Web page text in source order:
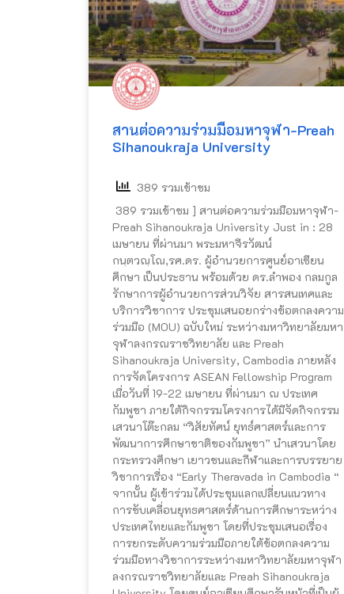
สานต่อความร่วมมือมหาจุฬา-Preah
Sihanoukraja University
389 รวมเข้าชม
389 รวมเข้าชม ] สานต่อความร่วมมือมหาจุฬา-
Preah Sihanoukraja University Just in : 28
เมษายน ที่ผ่านมา พระมหาจีรวัฒน์
กนฺตวณฺโณ,รศ.ดร. ผู้อำนวยการศูนย์อาเซียน
ศึกษา เป็นประธาน พร้อมด้วย ดร.ลำพอง กลมกูล
รักษาการผู้อำนวยการส่วนวิจัย สารสนเทศและ
บริการวิชาการ ประชุมเสนอยกร่างข้อตกลงความ
ร่วมมือ (MOU) ฉบับใหม่ ระหว่างมหาวิทยาลัยมหา
จุฬาลงกรณราชวิทยาลัย และ Preah
Sihanoukraja University, Cambodia ภายหลัง
การจัดโครงการ ASEAN Fellowship Program
เมื่อวันที่ 19-22 เมษายน ที่ผ่านมา ณ ประเทศ
กัมพูชา ภายใต้กิจกรรมโครงการได้มีจัดกิจกรรม
เสวนาโต๊ะกลม “วิสัยทัศน์ ยุทธ์ศาสตร์และการ
พัฒนาการศึกษาชาติของกัมพูชา” นำเสวนาโดย
กระทรวงศึกษา เยาวชนและกีฬาและการบรรยาย
วิชาการเรื่อง “Early Theravada in Cambodia “
จากนั้น ผู้เข้าร่วมได้ประชุมแลกเปลี่ยนแนวทาง
การขับเคลื่อนยุทธศาสตร์ด้านการศึกษาระหว่าง
ประเทศไทยและกัมพูชา โดยที่ประชุมเสนอเรื่อง
การยกระดับความร่วมมือภายใต้ข้อตกลงความ
ร่วมมือทางวิชาการระหว่างมหาวิทยาลัยมหาจุฬา
ลงกรณราชวิทยาลัยและ Preah Sihanoukraja